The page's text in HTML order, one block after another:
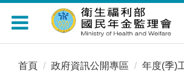
Toggle
navigation
首頁 政府資訊公開專區 年度(季)